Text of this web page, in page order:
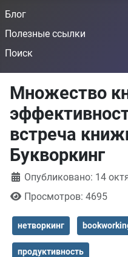
Блог
Полезные ссылки
Поиск
Множество
встреча
Букворкинг
Информация о
Опубликовано: 14
Просмотров: 4695
нетворкинг
продуктивность